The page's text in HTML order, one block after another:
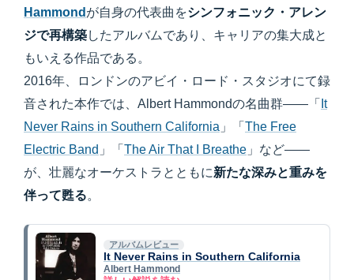
Hammond が自身の代表曲をシンフォニック・アレン
ジで再構築したアルバムであり、キャリアの集大成と
もいえる作品である。
2016年、ロンドンのアビイ・ロード・スタジオにて録
音された本作では、Albert Hammondの名曲群――「 It
Never Rains in Southern California 」「 The Free
Electric Band 」「 The Air That I Breathe 」など――
が、壮麗なオーケストラとともに新たな深みと重みを
伴って甦る。
アルバムレビュー
It Never Rains in Southern California
Albert Hammond